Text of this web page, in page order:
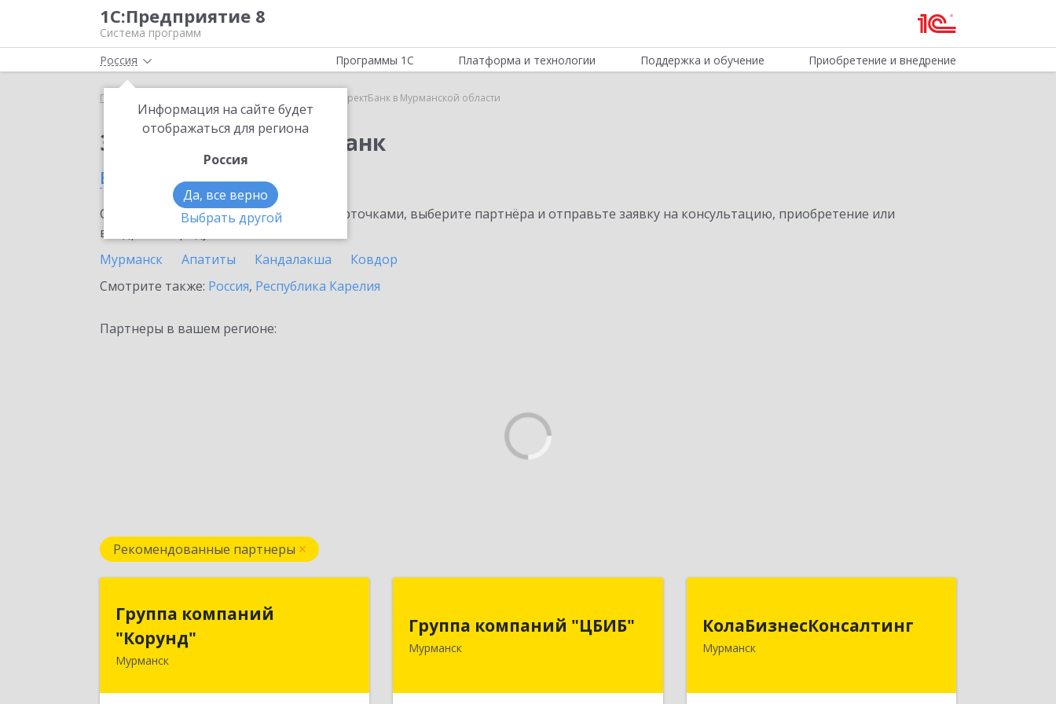
1С:Предприятие 8
Система программ
Россия
Информация на сайте будет
отображаться для региона
Россия
Да, все верно
Выбрать другой
Программы 1С Платформа и технологии Поддержка и обучение Приобретение и внедрение
Главная 1С:ДиректБанк в Мурманской области
Заказать 1С:ДиректБанк
в Мурманской области
Ознакомьтесь с информационными карточками, выберите партнёра и отправьте заявку на консультацию, приобретение или
внедрение продукта.
Мурманск
Апатиты Кандалакша
Ковдор
Смотрите также: Россия, Республика Карелия
Партнеры в вашем регионе:
Рекомендованные партнеры
Группа компаний
"Корунд"
Мурманск
Группа компаний
183025, Мурманская обл, Мурманск г,
Группа компаний "ЦБИБ"
Мурманск
183010, Мурманская обл, Мурманск г,
Подробнее
КолаБизнесКонсалтинг
Мурманск
Подробнее